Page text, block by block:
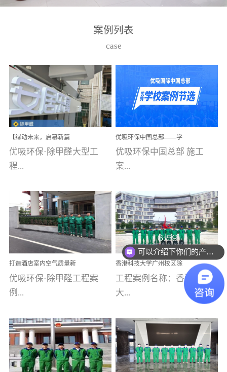
高技能的团队。汇聚了众
取得了多项产品技术专利
和多项国家版权局著作
权，获得高新技术企业称
号。生产优势自主生产自
给自足，优吸公司于2015
在广州番禺区成功建立产
品线生产基地，工厂拥有
自动化生产设备和成熟的
选择源头源材料、严控产
品质量，我们每一批的生
产产品都经过严格的质检
程序；生产车间为优吸总
部和全国分支机构生产光
触媒、净醛王、祛味剂等
优吸系列产品，保质保量
完成生产任务，确保全国
求。资质优势团队优势分
支优势优吸环保是一棵正
茁壮成长的树，只要我们
人人都爱护她、珍惜她、
案例列表
case
【绿动未来，启幕新篇
章】优吸环保中标深圳安
居乐寓，超大型工装室内
空气治理项目顺利启航，
优吸环保·除甲醛大型工
程...
案例【深圳安居乐寓】室
内空气治理项目深圳安居
乐寓 深圳市安居乐寓
为深圳安居集团旗下城...
优吸环保中国总部——学
校施工案例(节选)
优吸环保中国总部 施工
案...
例(学校工装节选)广州南沙
小学(珠江湾校区)项目地
址：广州市南沙区海滨路
南沙珠江湾江门市蓬江区
禾...
打造酒店室内空气质量新
标杆——优吸环保·标杆之
作：东莞美豪雅致酒店室
内空气治理工程纪实
优吸环保·除甲醛工程案
例...
【东莞美豪雅致酒店】室
内空气治理项目东莞美豪
雅致酒店 东莞美豪雅
香港科技大学广州校区除
甲醛项目圆满完成
工程案例名称：香港科技
大...
学广州校区室内空气治
理 工程案例地址：广
州南沙区·香港科技大学(广
可以介绍下你们的产品么
你们是怎么收费的呢